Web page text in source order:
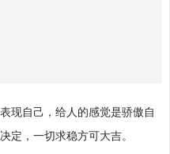
现自己，给人的感觉是骄傲自
定，一切求稳方可大吉。